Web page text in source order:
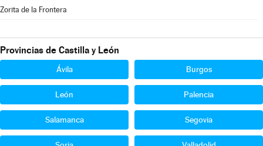
Zorita de la Frontera
Provincias de Castilla y León
Ávila Burgos
León Palencia
Salamanca Segovia